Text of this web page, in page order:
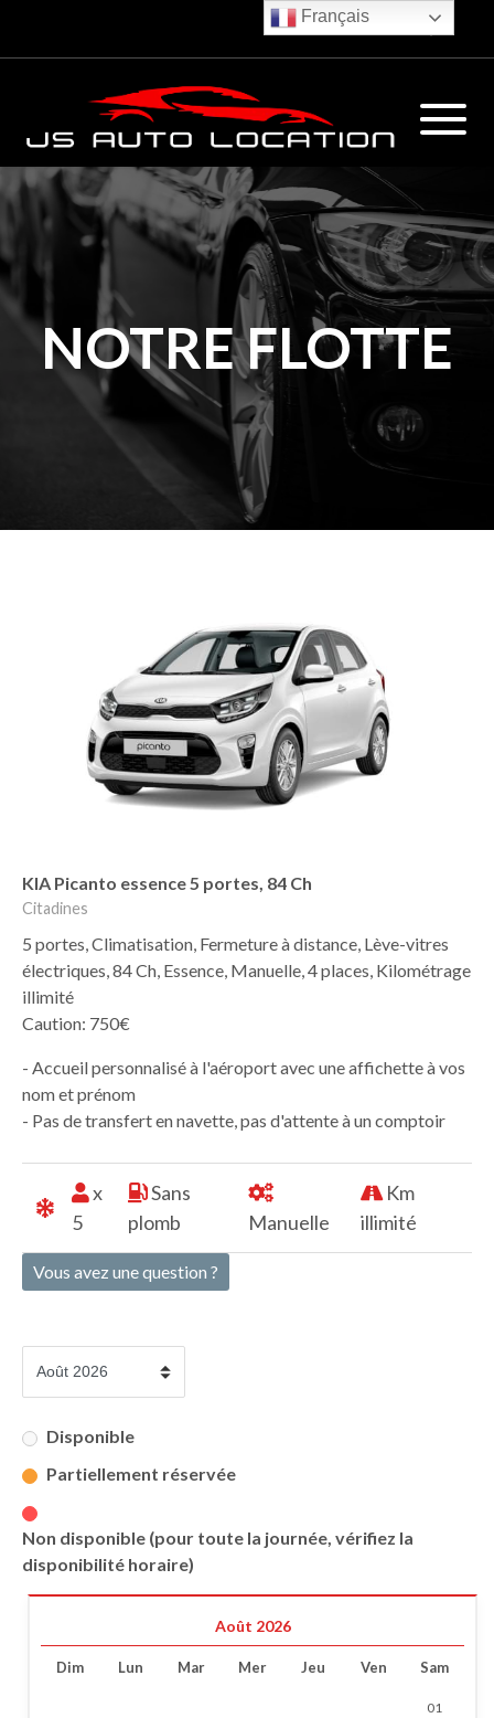
NOTRE FLOTTE
KIA Picanto essence 5 portes, 84 Ch
Citadines
5 portes, Climatisation, Fermeture à distance, Lève-vitres
électriques, 84 Ch, Essence, Manuelle, 4 places, Kilométrage
illimité
Caution: 750€
- Accueil personnalisé à l'aéroport avec une affichette à vos
nom et prénom
- Pas de transfert en navette, pas d'attente à un comptoir
x
5
Sans
plomb
Manuelle
Km
illimité
Vous avez une question ?
Disponible
Partiellement réservée
Non disponible (pour toute la journée, vérifiez la
disponibilité horaire)
Août 2026
Dim Lun Mar Mer Jeu Ven Sam
01
Français